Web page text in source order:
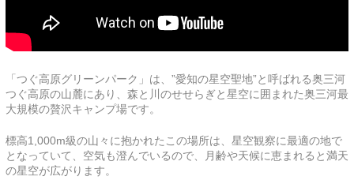
「つぐ高原グリーンパーク」は、”愛知の星空聖地”と呼ばれる奥三河
つぐ高原の山麓にあり、森と川のせせらぎと星空に囲まれた奥三河最
大規模の贅沢キャンプ場です。
標高1,000m級の山々に抱かれたこの場所は、星空観察に最適の地で
となっていて、空気も澄んでいるので、月齢や天候に恵まれると満天
の星空が広がります。